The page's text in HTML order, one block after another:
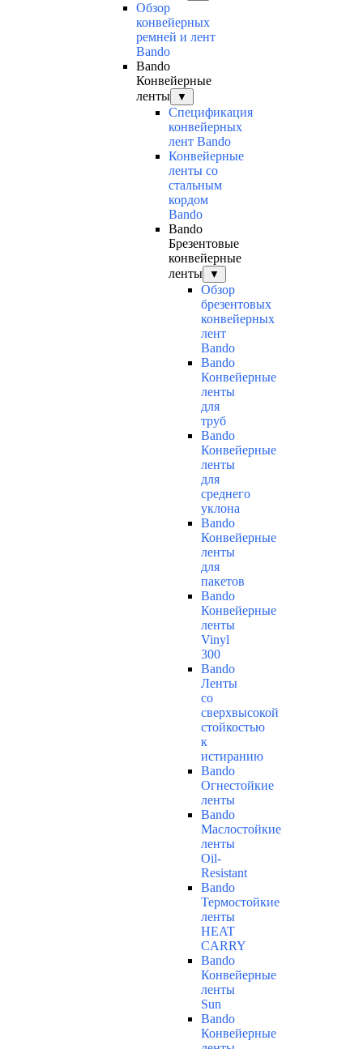
Обзор
конвейерных
ремней и лент
Bando
Bando
Конвейерные
ленты
▼
Спецификация
конвейерных
лент Bando
Конвейерные
ленты со
стальным
кордом
Bando
Bando
Брезентовые
конвейерные
ленты
▼
Обзор
брезентовых
конвейерных
лент
Bando
Bando
Конвейерные
ленты
для
труб
Bando
Конвейерные
ленты
для
среднего
уклона
Bando
Конвейерные
ленты
для
пакетов
Bando
Конвейерные
ленты
Vinyl
300
Bando
Ленты
со
сверхвысокой
стойкостью
к
истиранию
Bando
Огнестойкие
ленты
Bando
Маслостойкие
ленты
Oil-
Resistant
Bando
Термостойкие
ленты
HEAT
CARRY
Bando
Конвейерные
ленты
Sun
Bando
Конвейерные